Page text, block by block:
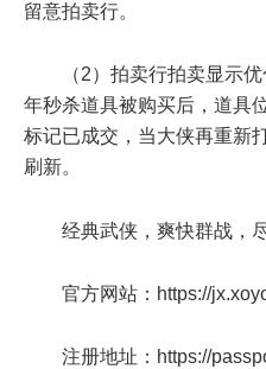
留意拍卖行。
（2）拍卖行拍卖显示
年秒杀道具被购买后，道具
标记已成交，当大侠再重新
刷新。
经典武侠，爽快群战，
官方网站：https://
注册地址：https://